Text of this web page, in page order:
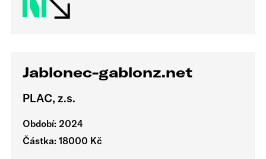
Jablonec-gablonz.net
PLAC, z.s.
Období: 2024
Částka: 18000 Kč